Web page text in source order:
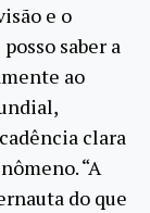
e o
saber a
ao
clara
“A
do que